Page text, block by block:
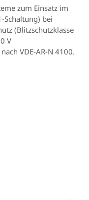
zum Einsatz im
Schaltung) bei
(Blitzschutzklasse
V
VDE-AR-N 4100.